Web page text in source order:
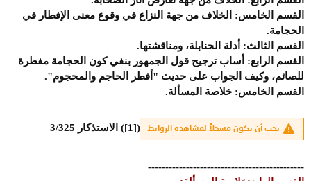
القسم الخامس:
الخلاف من جهة النزاع في وقوع معنى الإفطار في
الحجامة.
القسم الثالث: أدلة الحنابلة، ومناقشتها.
القسم الرابع: أساب ترجيح قول الجمهور بنفي كون الحجامة مفطرة
للصائم، وكيف الجواب على حديث "أفطر الحاجم والمحجوم".
القسم الخامس: خلاصة المسألة.
يجب أن تكون مسجلاً لمشاهدة الروابط (
[1] ) الاستذكار 3/325
---------------------------------------------